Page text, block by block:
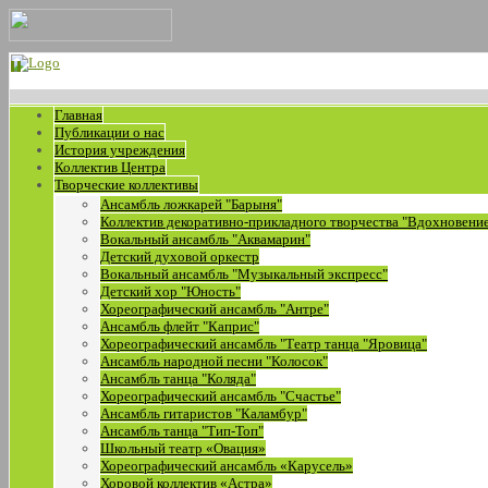
Главная
Публикации о нас
История учреждения
Коллектив Центра
Творческие коллективы
Ансамбль ложкарей "Барыня"
Коллектив декоративно-прикладного творчества
Вокальный ансамбль "Аквамарин"
Детский духовой оркестр
Вокальный ансамбль "Музыкальный экспресс"
Детский хор "Юность"
Хореографический ансамбль "Антре"
Ансамбль флейт "Каприс"
Хореографический ансамбль "Театр танца "Яровица"
Ансамбль народной песни "Колосок"
Ансамбль танца "Коляда"
Хореографический ансамбль "Счастье"
Ансамбль гитаристов "Каламбур"
Ансамбль танца "Тип-Топ"
Школьный театр «Овация»
Хореографический ансамбль «Карусель»
Хоровой коллектив «Астра»